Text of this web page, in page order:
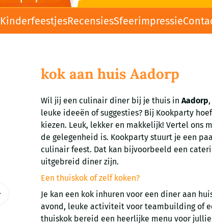
KinderfeestjesRecensiesSfeerimpressie
kok aan huis Aadorp
Wil jij een culinair diner bij je thuis in Aadorp
leuke ideeën of suggesties? Bij Kookparty
kiezen. Leuk, lekker en makkelijk! Vertel ons
de gelegenheid is. Kookparty stuurt je een
culinair feest. Dat kan bijvoorbeeld een
uitgebreid diner zijn.
Een thuiskok of zelf koken?
Je kan een kok inhuren voor een diner aan
avond, leuke activiteit voor teambuilding of
thuiskok bereid een heerlijke menu voor